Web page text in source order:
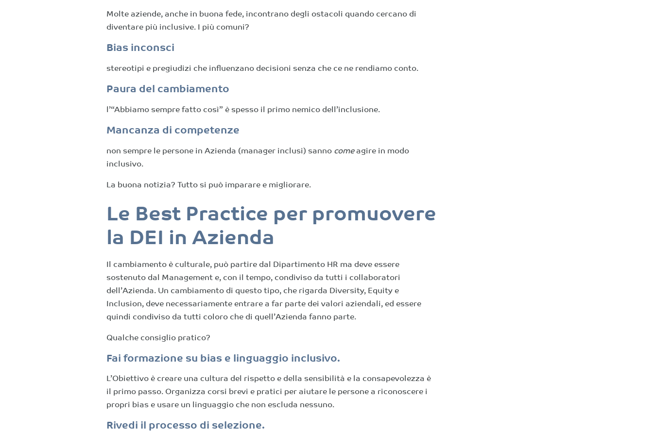
Molte aziende, anche in buona fede, incontrano degli ostacoli quando cercano di
diventare più inclusive. I più comuni?
Bias inconsci
stereotipi e pregiudizi che influenzano decisioni senza che ce ne rendiamo conto.
Paura del cambiamento
l’“Abbiamo sempre fatto così” è spesso il primo nemico dell’inclusione.
Mancanza di competenze
non sempre le persone in Azienda (manager inclusi) sanno comeagire in modo
inclusivo.
La buona notizia? Tutto si può imparare e migliorare.
Le Best Practice per promuovere
la DEI in Azienda
Il cambiamento è culturale, può partire dal Dipartimento HR ma deve essere
sostenuto dal Management e, con il tempo, condiviso da tutti i collaboratori
dell’Azienda. Un cambiamento di questo tipo, che rigarda Diversity, Equity e
Inclusion, deve necessariamente entrare a far parte dei valori aziendali, ed essere
quindi condiviso da tutti coloro che di quell’Azienda fanno parte.
Qualche consiglio pratico?
Fai formazione su bias e linguaggio inclusivo.
L’Obiettivo è creare una cultura del rispetto e della sensibilità e la consapevolezza è
il primo passo. Organizza corsi brevi e pratici per aiutare le persone a riconoscere i
propri bias e usare un linguaggio che non escluda nessuno.
Rivedi il processo di selezione.